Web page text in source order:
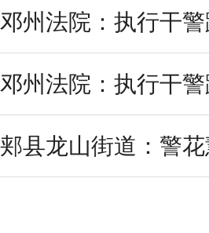
邓州法院：执行干
邓州法院：执行干
郏县龙山街道：警